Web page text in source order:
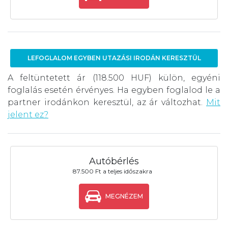
LEFOGLALOM EGYBEN UTAZÁSI IRODÁN KERESZTÜL
A feltüntetett ár (118.500 HUF) külön, egyéni
foglalás esetén érvényes. Ha egyben foglalod le a
partner irodánkon keresztül, az ár változhat.
Mit
jelent ez?
Autóbérlés
87.500 Ft a teljes időszakra
MEGNÉZEM